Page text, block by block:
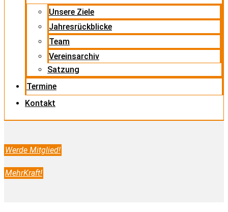
Unsere Ziele
Jahresrückblicke
Team
Vereinsarchiv
Satzung
Termine
Kontakt
Werde Mitglied!
MehrKraft!